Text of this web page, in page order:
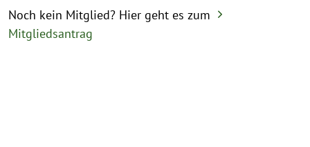
Noch kein Mitglied? Hier geht es zum
Mitgliedsantrag